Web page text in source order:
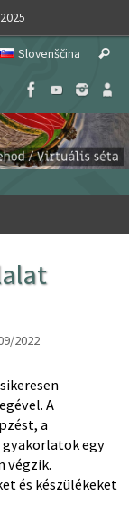
Slovenščina Search
2022
A
a
egy
végzik.
és készülékeket